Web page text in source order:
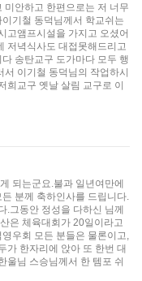
안하고 한편으로는 저 너무
기철 동덕님께서 학교쉬는
고앰프시설을 가지고 오셨어
저녁식사도 대접못해드리고
송탄교구 도가마다 모두 행
이기철 동덕님의 작업하시
희교구 옛날 살림 교구로 이
되는군요.불과 일년여만에
분께 축하인사를 드립니다.
.그동안 정성을 다하신 님께
은 체육대회가 20일이라고
우회 모든 분들은 물론이고,
가 한자리에 앉아 또 한번 대
울님 스승님께서 한 템포 쉬